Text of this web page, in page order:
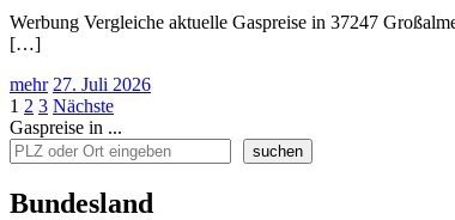
Werbung Vergleiche aktuelle Gaspreise in 37247
[…]
mehr 27. Juli 2026
Seitennummerierung
der
Beiträge
1 2 3 Nächste
Gaspreise in ...
suchen
Bundesland